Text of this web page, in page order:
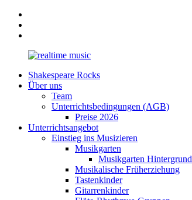
Zum
Inhalt
springen
realtime
Musikunterricht
Shakespeare Rocks
Über uns
Team
Unterrichtsbedingungen (AGB)
Preise 2026
Unterrichtsangebot
Einstieg ins Musizieren
Musikgarten
Musikgarten Hintergrund
Musikalische Früherziehung
Tastenkinder
Gitarrenkinder